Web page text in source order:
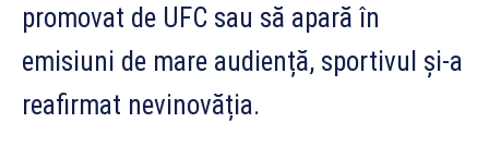
promovat de UFC sau să apară în
emisiuni de mare audiență, sportivul și-a
reafirmat nevinovăția.